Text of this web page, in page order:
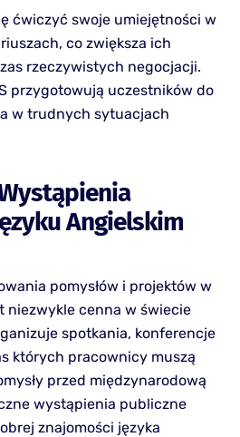
ćwiczyć swoje umiejętności w
co zwiększa ich
rzeczywistych negocjacji.
przygotowują uczestników do
w trudnych sytuacjach
Angielskim
pomysłów i projektów w
niezwykle cenna w świecie
spotkania, konferencje
których pracownicy muszą
przed międzynarodową
wystąpienia publiczne
znajomości języka